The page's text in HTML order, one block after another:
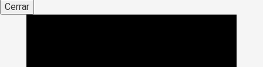
Cerrar